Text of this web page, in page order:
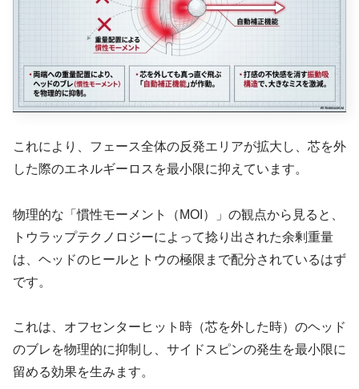
これにより、フェース全体の反発エリアが拡大し、芯を外
した際のエネルギーロスを最小限に抑えています。
物理的な「慣性モーメント（MOI）」の観点から見ると、
トウラップテクノロジーによって捻り出された余剰重量
は、ヘッドのヒールとトウの極限まで配分されているはず
です。
これは、オフセンターヒット時（芯を外した時）のヘッド
のブレを物理的に抑制し、サイドスピンの発生を最小限に
留める効果を生みます。